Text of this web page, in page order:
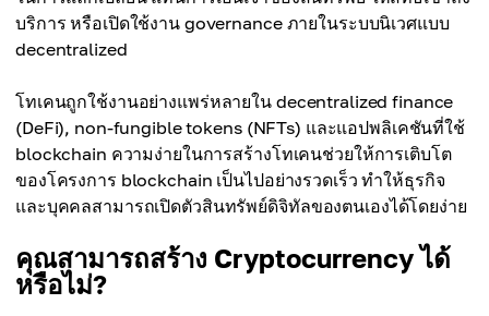
บริการ หรือเปิดใช้งาน governance ภายในระบบนิเวศแบบ
decentralized
โทเคนถูกใช้งานอย่างแพร่หลายใน decentralized finance
(DeFi), non-fungible tokens (NFTs) และแอปพลิเคชันที่ใช้
blockchain ความง่ายในการสร้างโทเคนช่วยให้การเติบโต
ของโครงการ blockchain เป็นไปอย่างรวดเร็ว ทำให้ธุรกิจ
และบุคคลสามารถเปิดตัวสินทรัพย์ดิจิทัลของตนเองได้โดยง่าย
คุณสามารถสร้าง Cryptocurrency ได้
หรือไม่?